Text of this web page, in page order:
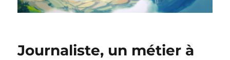
Journaliste, un métier à